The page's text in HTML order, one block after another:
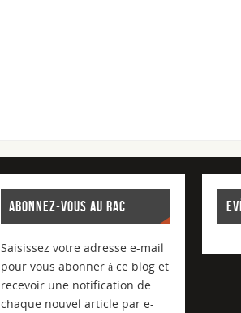
ABONNEZ-VOUS AU RAC
Saisissez votre adresse e-mail
pour vous abonner à ce blog et
recevoir une notification de
chaque nouvel article par e-